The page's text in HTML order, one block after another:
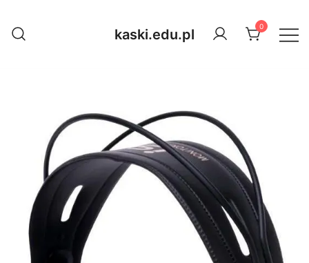
do
treści
kaski.edu.pl 0